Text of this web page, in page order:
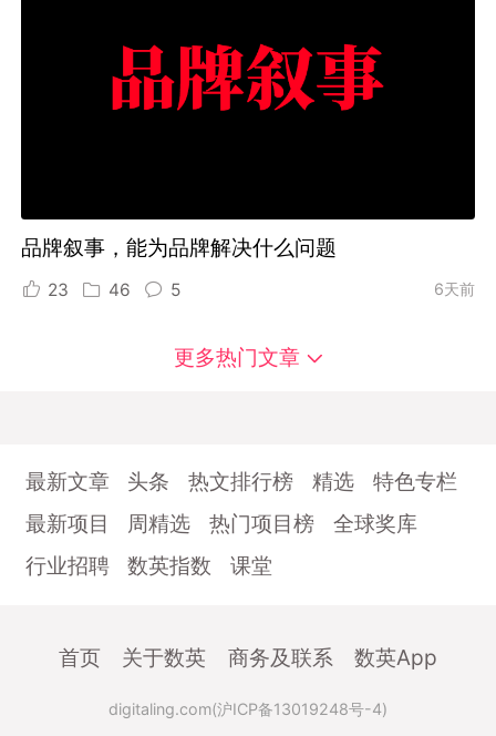
品牌叙事，能为品牌解决什么问题
23 46 5 6天前
更多热门文章
最新文章 头条 热文排行榜 精选
特色专栏
最新项目
周精选 热门项目榜
全球奖库
行业招聘
数英指数 课堂
首页 关于数英 商务及联系 数英App
digitaling.com(沪ICP备13019248号-4)